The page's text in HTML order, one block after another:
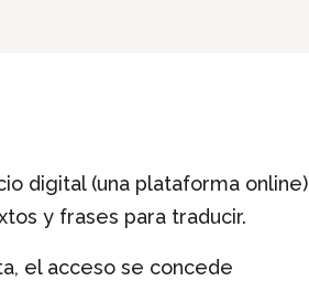
digital (una plataforma online)
y frases para traducir.
el acceso se concede